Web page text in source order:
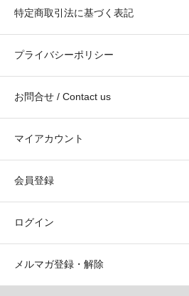
特定商取引法に基づく表記
プライバシーポリシー
お問合せ / Contact us
マイアカウント
会員登録
ログイン
メルマガ登録・解除